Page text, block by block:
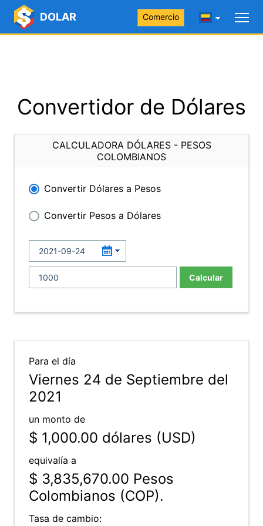
DOLAR Comercio
Convertidor de Dólares
CALCULADORA DÓLARES - PESOS
COLOMBIANOS
Convertir Dólares a Pesos
Convertir Pesos a Dólares
Calcular
Para el día
Viernes 24 de Septiembre del
2021
un monto de
$ 1,000.00 dólares (USD)
equivalía a
$ 3,835,670.00 Pesos
Colombianos (COP).
Tasa de cambio: